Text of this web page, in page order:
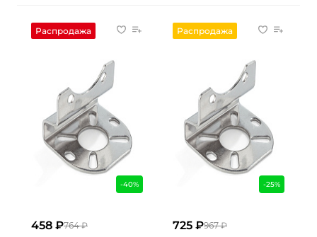
Распродажа
-40%
764 ₽
458 ₽
Распродажа
-25%
967 ₽
725 ₽